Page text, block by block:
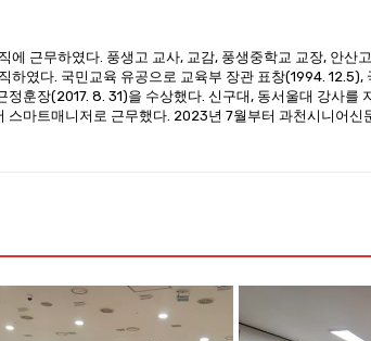
에 근무하였다. 풍생고 교사, 교감, 풍생중학교 교장, 안산
하였다. 국민교육 유공으로 교육부 장관 표창(1994. 12.5),
정훈장(2017. 8. 31)을 수상했다. 신구대, 동서울대 강사를
스마트매니저로 근무했다. 2023년 7월부터 과천시니어신